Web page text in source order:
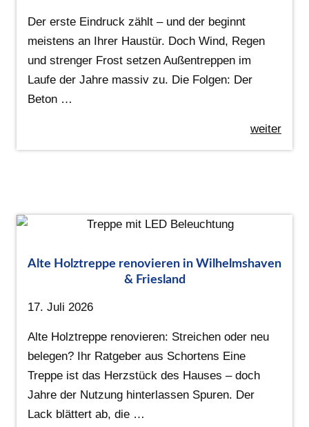
Der erste Eindruck zählt – und der beginnt
meistens an Ihrer Haustür. Doch Wind, Regen
und strenger Frost setzen Außentreppen im
Laufe der Jahre massiv zu. Die Folgen: Der
Beton …
weiter
Alte Holztreppe renovieren in Wilhelmshaven
& Friesland
17. Juli 2026
Alte Holztreppe renovieren: Streichen oder neu
belegen? Ihr Ratgeber aus Schortens Eine
Treppe ist das Herzstück des Hauses – doch
Jahre der Nutzung hinterlassen Spuren. Der
Lack blättert ab, die …